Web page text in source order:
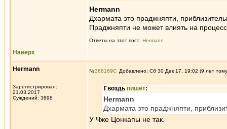
Hermann
Дхармата это праджняпти,
Праджняпти не может влиять на
Ответы на этот пост: Hermann
Наверх
Hermann
Зарегистрирован:
21.03.2017
Суждений: 3898
№368169 Добавлено: Сб 30 Дек 17, 19:02 (9 лет
Гвоздь пишет:
Hermann
Дхармата это праджняпти,
У Чже Цонкапы не так.